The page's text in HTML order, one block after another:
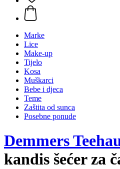
Marke
Lice
Make-up
Tijelo
Kosa
Muškarci
Bebe i djeca
Teme
Zaštita od sunca
Posebne ponude
Demmers
kandis šećer za